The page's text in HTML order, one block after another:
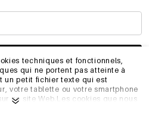
techniques et fonctionnels,
qui ne portent pas atteinte à
un petit fichier texte qui est
votre tablette ou votre smartphone
ce site Web.Les cookies que nous
M’INSCRIS